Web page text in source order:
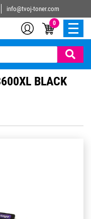
info@tvoj-toner.com
0
BLACK